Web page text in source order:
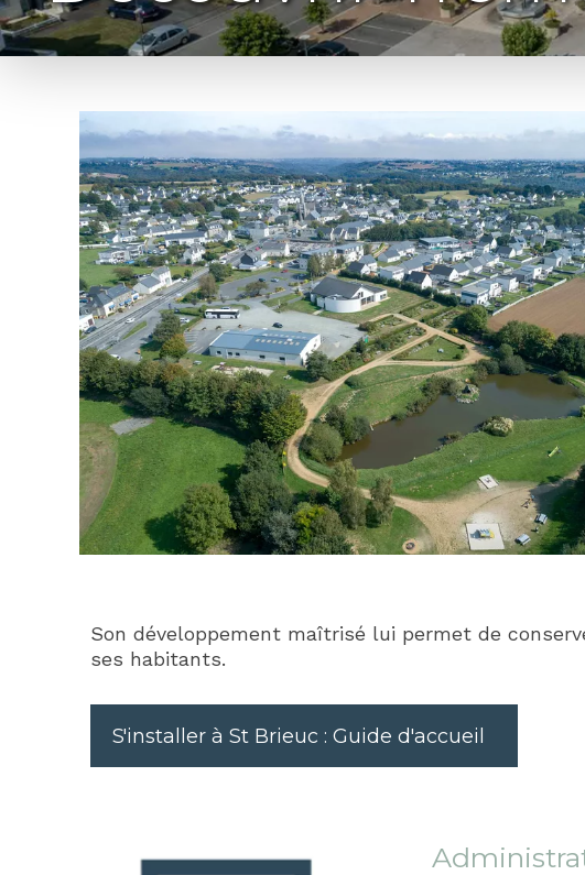
Son développement maîtrisé lui permet de
ses habitants.
S'installer à St Brieuc : Guide d'accueil